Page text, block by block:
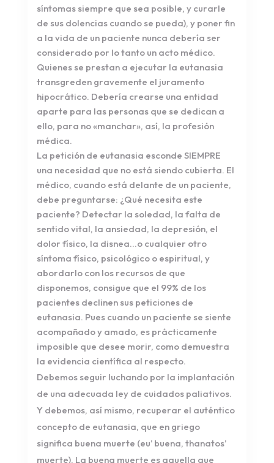
síntomas siempre que sea posible, y curarle
de sus dolencias cuando se pueda), y poner fin
a la vida de un paciente nunca debería ser
considerado por lo tanto un acto médico.
Quienes se prestan a ejecutar la eutanasia
transgreden gravemente el juramento
hipocrático. Debería crearse una entidad
aparte para las personas que se dedican a
ello, para no «manchar», así, la profesión
médica.
La petición de eutanasia esconde SIEMPRE
una necesidad que no está siendo cubierta. El
médico, cuando está delante de un paciente,
debe preguntarse: ¿Qué necesita este
paciente? Detectar la soledad, la falta de
sentido vital, la ansiedad, la depresión, el
dolor físico, la disnea…o cualquier otro
síntoma físico, psicológico o espiritual, y
abordarlo con los recursos de que
disponemos, consigue que el 99% de los
pacientes declinen sus peticiones de
eutanasia. Pues cuando un paciente se siente
acompañado y amado, es prácticamente
imposible que desee morir, como demuestra
la evidencia científica al respecto.
Debemos seguir luchando por la implantación
de una adecuada ley de cuidados paliativos.
Y debemos, así mismo, recuperar el auténtico
concepto de eutanasia, que en griego
significa buena muerte (eu’ buena, thanatos’
muerte). La buena muerte es aquella que